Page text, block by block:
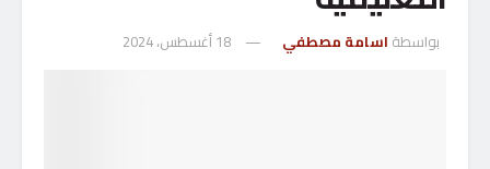
بواسطة اسامة مصطفي 18 أغسطس، 2024